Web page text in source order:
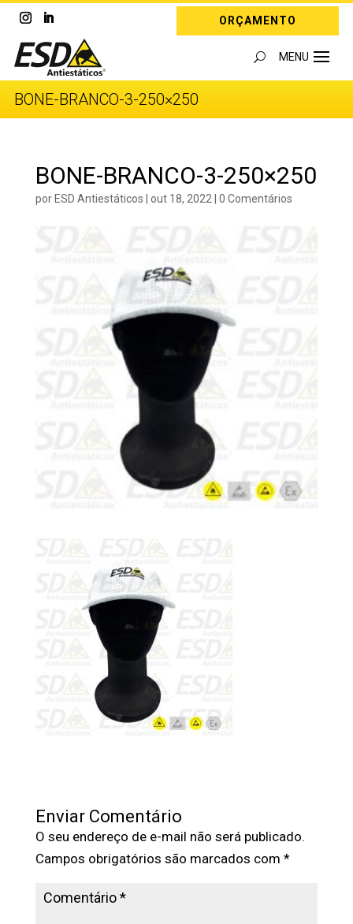
ORÇAMENTO
BONE-BRANCO-3-250×250
BONE-BRANCO-3-250×250
porESD Antiestáticos | out 18, 2022 | 0 Comentários
Enviar Comentário
O seu endereço de e-mail não será publicado.
Campos obrigatórios são marcados com *